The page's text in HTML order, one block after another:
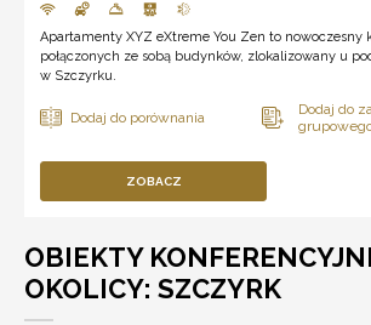
Apartamenty XYZ eXtreme You Zen to nowoczesny
połączonych ze sobą budynków, zlokalizowany u
w Szczyrku.
ZOBACZ
OBIEKTY
OKOLICY: SZCZYRK